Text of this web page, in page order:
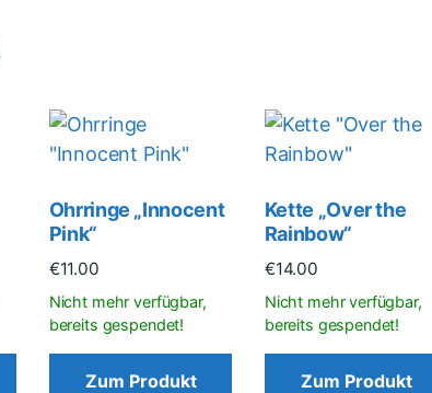
Ohrringe „Innocent
Pink“
€11.00
Zum Produkt
Kette „Over the
Rainbow“
€14.00
Zum Produkt